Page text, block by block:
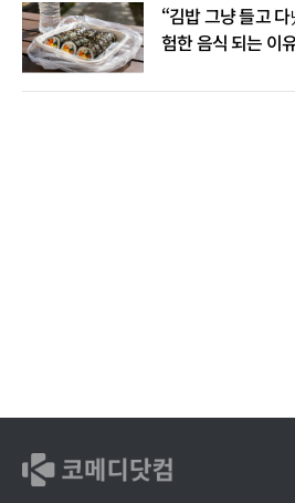
“김밥 그냥 들고
험한 음식 되는 이